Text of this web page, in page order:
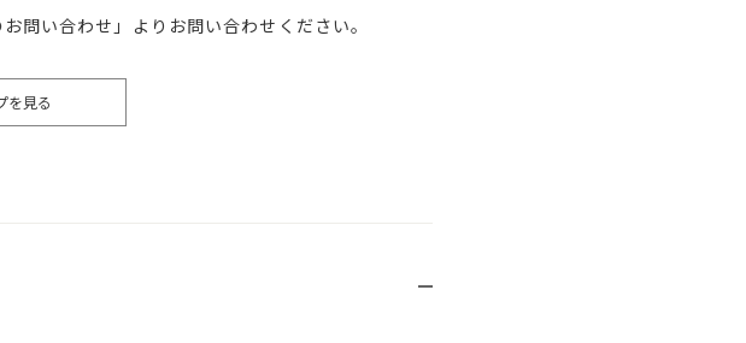
問い合わせ」よりお問い合わせください。
を見る